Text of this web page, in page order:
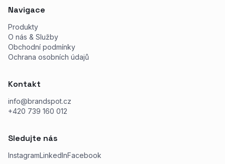
Navigace
Produkty
O nás & Služby
Obchodní podmínky
Ochrana osobních údajů
Kontakt
info@brandspot.cz
+420 739 160 012
Sledujte nás
InstagramLinkedInFacebook